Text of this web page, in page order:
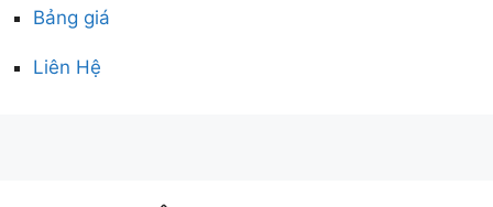
Bảng giá
Liên Hệ